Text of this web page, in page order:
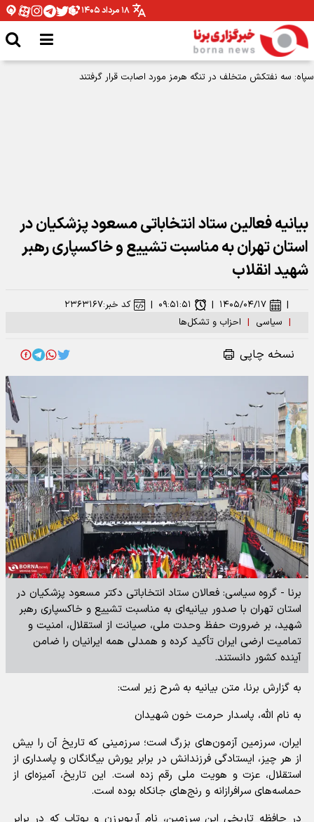
۱۸ مرداد ۱۴۰۵
بیانیه فعالین ستاد انتخاباتی مسعود پزشکیان در
استان تهران به مناسبت تشییع و خاکسپاری رهبر
شهید انقلاب
| سیاسی | احزاب و تشکل‌ها
| ۱۴۰۵/۰۴/۱۷ | ۰۹:۵۱:۵۱ | کد خبر:۲۳۶۳۱۶۷
نسخه چاپی
برنا - گروه سیاسی: فعالان ستاد انتخاباتی دکتر مسعود پزشکیان در
استان تهران با صدور بیانیه‌ای به مناسبت تشییع و خاکسپاری رهبر
شهید، بر ضرورت حفظ وحدت ملی، صیانت از استقلال، امنیت و
تمامیت ارضی ایران تأکید کرده و همدلی همه ایرانیان را ضامن
آینده کشور دانستند.
به گزارش برنا، متن بیانیه به شرح زیر است:
به نام الله، پاسدار حرمت خون شهیدان
ایران، سرزمین آزمون‌های بزرگ است؛ سرزمینی که تاریخ آن را بیش
از هر چیز، ایستادگی فرزندانش در برابر یورش بیگانگان و پاسداری از
استقلال، عزت و هویت ملی رقم زده است. این تاریخ، آمیزه‌ای از
حماسه‌های سرافرازانه و رنج‌های جانکاه بوده است.